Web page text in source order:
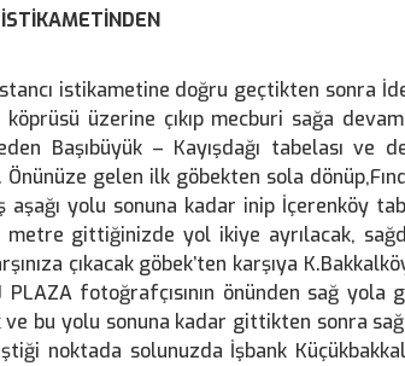
istikametine doğru geçtikten sonra
üzerine çıkıp mecburi sağa
Başıbüyük – Kayışdağı tabelası ve
Önünüze gelen ilk göbekten sola
aşağı yolu sonuna kadar inip İçerenköy
gittiğinizde yol ikiye ayrılacak,
çıkacak göbek’ten karşıya
fotoğrafçısının önünden sağ yola
bu yolu sonuna kadar gittikten sonra
noktada solunuzda İşbank